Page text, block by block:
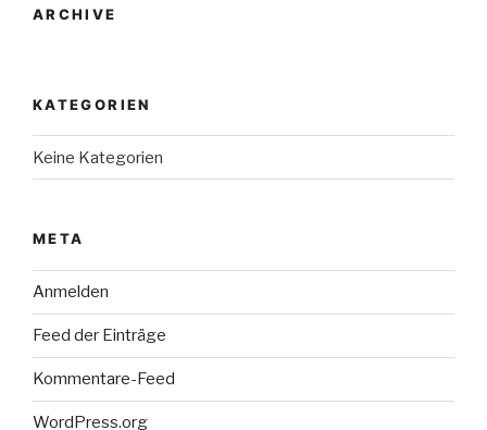
ARCHIVE
KATEGORIEN
Keine Kategorien
META
Anmelden
Feed der Einträge
Kommentare-Feed
WordPress.org